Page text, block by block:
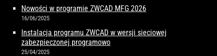
Nowości w programie ZWCAD MFG 2026
16/06/2025
Instalacja programu ZWCAD w wersji sieciowej
zabezpieczonej programowo
25/04/2025